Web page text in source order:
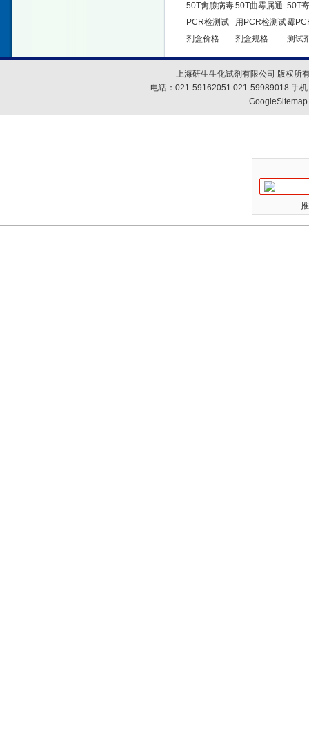
50T禽腺病毒
PCR检测试
剂盒价格
50T曲霉属通
用PCR检测试
剂盒规格
50T
霉
测试
上海研生生化试剂有限公司 版权所
电话：021-59162051 021-59989018 手
GoogleSitemap